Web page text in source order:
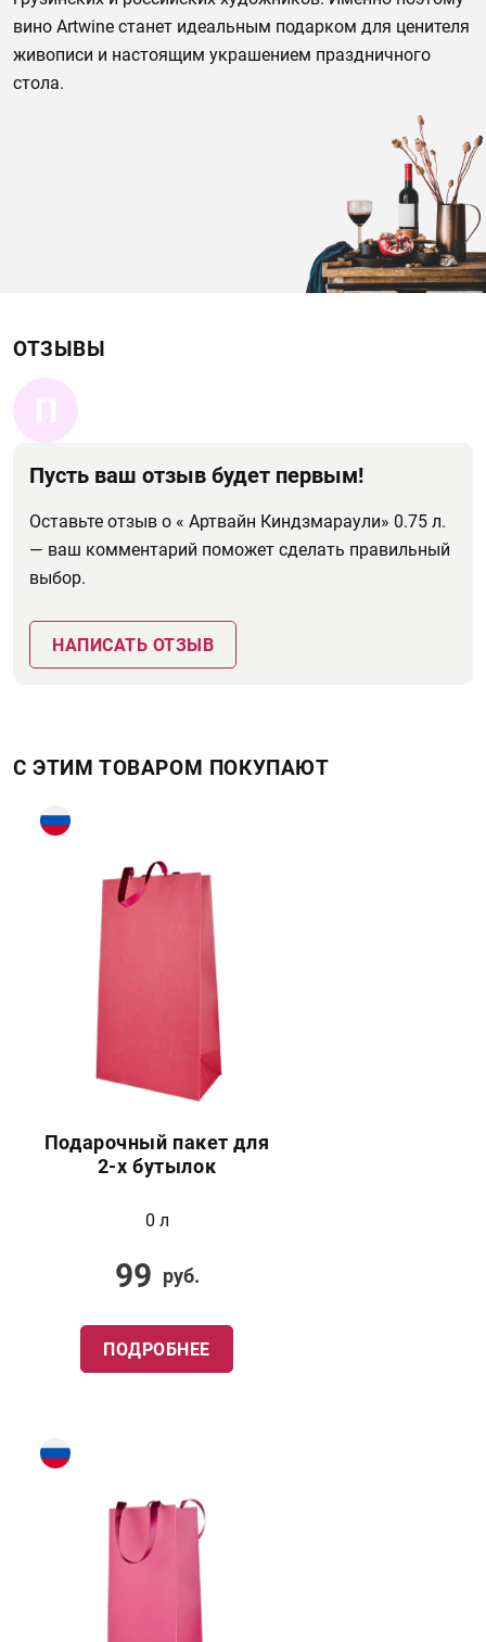
вино Artwine станет идеальным подарком для ценителя
живописи и настоящим украшением праздничного
стола.
ОТЗЫВЫ
П
Пусть ваш отзыв будет первым!
Оставьте отзыв о « Артвайн Киндзмараули» 0.75 л.
— ваш комментарий поможет сделать правильный
выбор.
НАПИСАТЬ ОТЗЫВ
С ЭТИМ ТОВАРОМ ПОКУПАЮТ
Подарочный пакет для
2-х бутылок
0 л
99 руб.
ПОДРОБНЕЕ